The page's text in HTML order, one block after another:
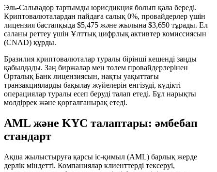
Эль-Сальвадор тартымды юрисдикция болып қала береді.
Криптовалюталардан пайдаға салық 0%, провайдерлер үшін
лицензия бастапқыда $5,475 және жылына $3,650 тұрады. Ел
саланы реттеу үшін Ұлттық цифрлық активтер комиссиясын
(CNAD) құрды.
Бразилия криптовалюталар туралы бірінші кешенді заңды
қабылдады. Заң биржалар мен төлем провайдерлерінен
Орталық Банк лицензиясын, нақты уақыттағы
транзакцияларды бақылау жүйелерін енгізуді, күдікті
операциялар туралы есеп беруді талап етеді. Бұл нарықты
мөлдіррек және қорғалғанырақ етеді.
AML және KYC талаптары: әмбебап
стандарт
Ақша жылыстыруға қарсы іс-қимыл (AML) барлық жерде
дерлік міндетті. Компаниялар клиенттерді тексеруі,